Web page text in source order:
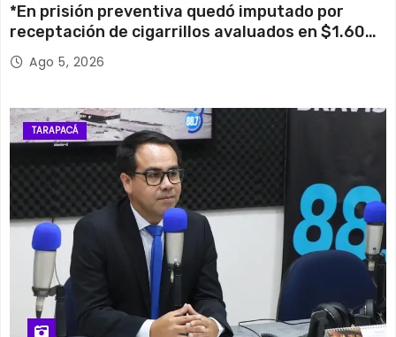
*En prisión preventiva quedó imputado por
receptación de cigarrillos avaluados en $1.600
millones*
Ago 5, 2026
TARAPACÁ